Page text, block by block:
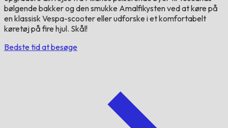
bølgende bakker og den smukke Amalfikysten ved at køre på
en klassisk Vespa-scooter eller udforske i et komfortabelt
køretøj på fire hjul. Skål!
Bedste tid at besøge